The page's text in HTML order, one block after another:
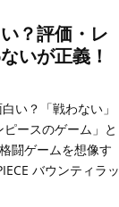
？評価・レ
いが正義！
い？「戦わない」
ースのゲーム」と
闘ゲームを想像す
バウンティラッ